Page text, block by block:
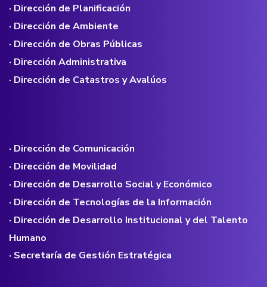
· Dirección de Planificación
· Dirección de Ambiente
· Dirección de Obras Públicas
· Dirección Administrativa
· Dirección de Catastros y Avalúos
· Dirección de Comunicación
· Dirección de Movilidad
· Dirección de Desarrollo Social y Económico
· Dirección de Tecnologías de la Información
· Dirección de Desarrollo Institucional y del Talento
Humano
· Secretaría de Gestión Estratégica